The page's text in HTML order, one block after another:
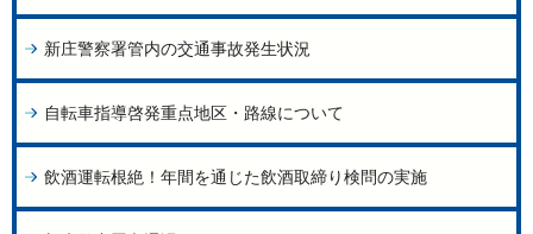
新庄警察署管内の交通事故発生状況
自転車指導啓発重点地区・路線について
飲酒運転根絶！年間を通じた飲酒取締り検問の実施